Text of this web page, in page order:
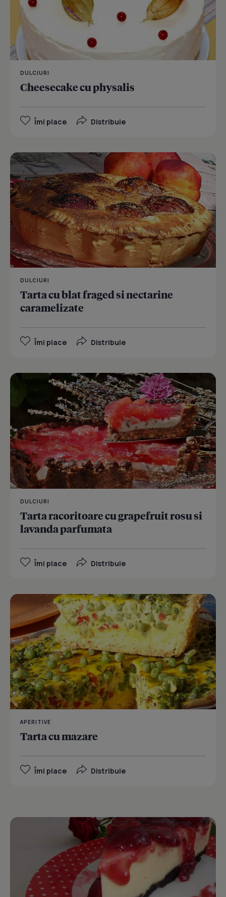
DULCIURI
Cheesecake cu physalis
Îmi place Distribuie
DULCIURI
Tarta cu blat fraged si nectarine
caramelizate
Îmi place Distribuie
DULCIURI
Tarta racoritoare cu grapefruit rosu si
lavanda parfumata
Îmi place Distribuie
APERITIVE
Tarta cu mazare
Îmi place Distribuie